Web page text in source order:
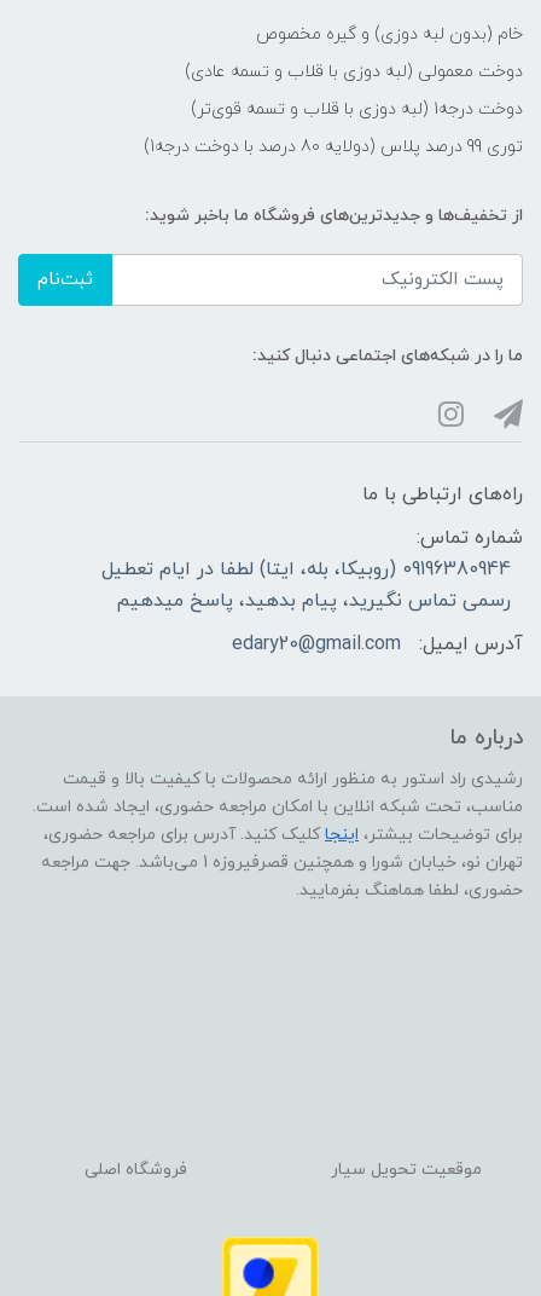
خام (بدون لبه دوزی) و گیره مخصوص
دوخت معمولی (لبه دوزی با قلاب و تسمه عادی)
دوخت درجه1 (لبه دوزی با قلاب و تسمه قوی‌تر)
توری 99 درصد پلاس (دولایه 80 درصد با دوخت درجه1)
از تخفیف‌ها و جدیدترین‌های فروشگاه ما باخبر شوید:
ثبت‌نام
ما را در شبکه‌های اجتماعی دنبال کنید:
راه‌های ارتباطی با ما
شماره تماس:
09196380944 (روبیکا، بله، ایتا) لطفا در ایام تعطیل
رسمی تماس نگیرید، پیام بدهید، پاسخ میدهیم
آدرس ایمیل:
edary20@gmail.com
درباره ما
رشیدی راد استور به منظور ارائه محصولات با کیفیت بالا و قیمت
مناسب، تحت شبکه انلاین با امکان مراجعه حضوری، ایجاد شده است.
برای توضیحات بیشتر، اینجاکلیک کنید. آدرس برای مراجعه حضوری،
تهران نو، خیابان شورا و همچنین قصرفیروزه 1 می‌باشد. جهت مراجعه
حضوری، لطفا هماهنگ بفرمایید.
موقعیت تحویل سیار فروشگاه اصلی